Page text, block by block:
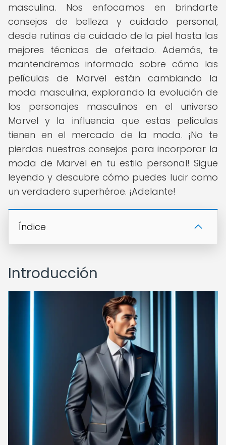
masculina. Nos enfocamos en brindarte
consejos de belleza y cuidado personal,
desde rutinas de cuidado de la piel hasta las
mejores técnicas de afeitado. Además, te
mantendremos informado sobre cómo las
películas de Marvel están cambiando la
moda masculina, explorando la evolución de
los personajes masculinos en el universo
Marvel y la influencia que estas películas
tienen en el mercado de la moda. ¡No te
pierdas nuestros consejos para incorporar la
moda de Marvel en tu estilo personal! Sigue
leyendo y descubre cómo puedes lucir como
un verdadero superhéroe. ¡Adelante!
Índice
Introducción